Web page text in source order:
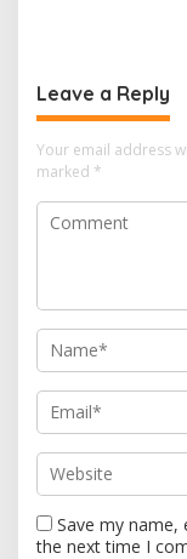
Leave a Reply
Your email address
marked *
Save my
the next time I